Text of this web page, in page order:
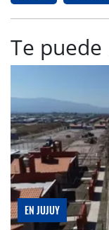
Te
EN JUJUY